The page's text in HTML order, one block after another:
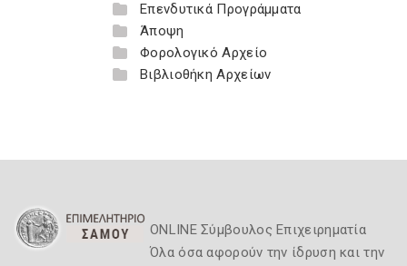
Επενδυτικά Προγράμματα
Άποψη
Φορολογικό Αρχείο
Βιβλιοθήκη Αρχείων
ONLINE Σύμβουλος Επιχειρηματία
Όλα όσα αφορούν την ίδρυση και την